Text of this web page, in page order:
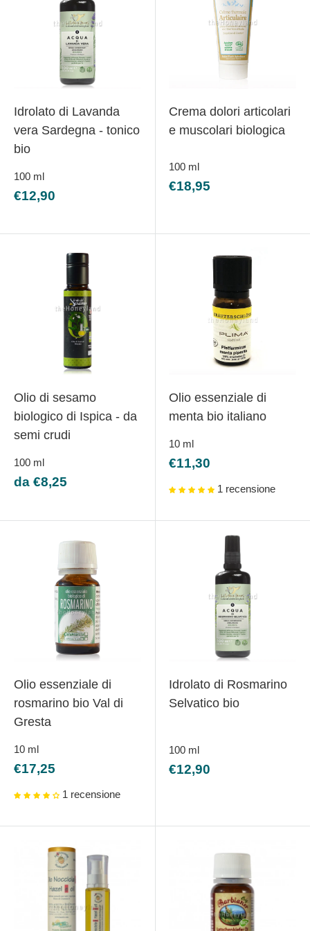
Idrolato di Lavanda
vera Sardegna - tonico
bio
100 ml
Prezzo
€12,90
Crema dolori articolari
e muscolari biologica
100 ml
Prezzo
€18,95
Olio di sesamo
biologico di Ispica - da
semi crudi
100 ml
Prezzo
da €8,25
Olio essenziale di
menta bio italiano
10 ml
Prezzo
€11,30
1 recensione
Olio essenziale di
rosmarino bio Val di
Gresta
10 ml
Prezzo
€17,25
1 recensione
Idrolato di Rosmarino
Selvatico bio
100 ml
Prezzo
€12,90